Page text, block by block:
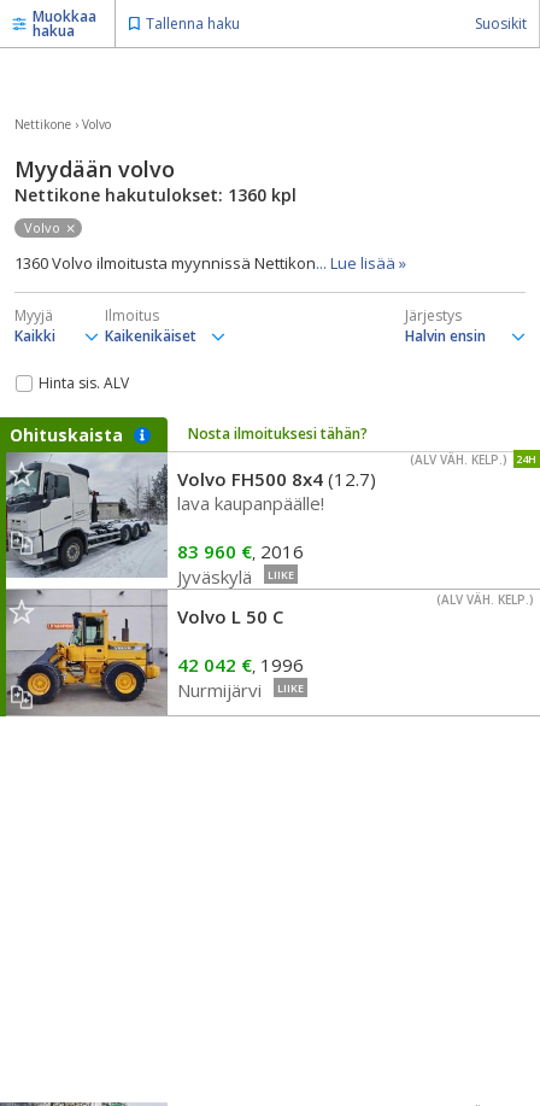
Muokkaa
hakua Tallenna haku Suosikit
Nettikone › Volvo
Myydään volvo
Nettikone hakutulokset: 1360 kpl
Volvo
1360 Volvo ilmoitusta myynnissä Nettikon... Lue lisää »
Myyjä Ilmoitus Järjestys
Hinta sis. ALV
Ohituskaista Nosta ilmoituksesi tähän?
24H
(ALV VÄH. KELP.)
Volvo FH500 8x4 (12.7)
lava kaupanpäälle!
83 960 €, 2016
Jyväskylä
LIIKE
(ALV VÄH. KELP.)
Volvo L 50 C
42 042 €, 1996
Nurmijärvi
LIIKE